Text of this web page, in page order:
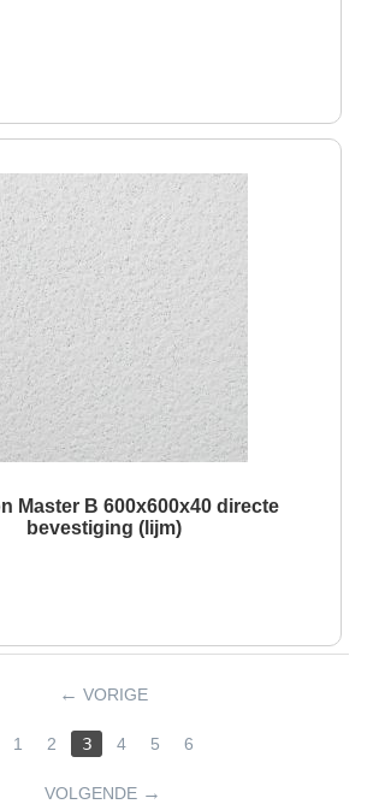
Master B 600x600x40 directe
bevestiging (lijm)
VORIGE
1 2 3 4 5 6
VOLGENDE